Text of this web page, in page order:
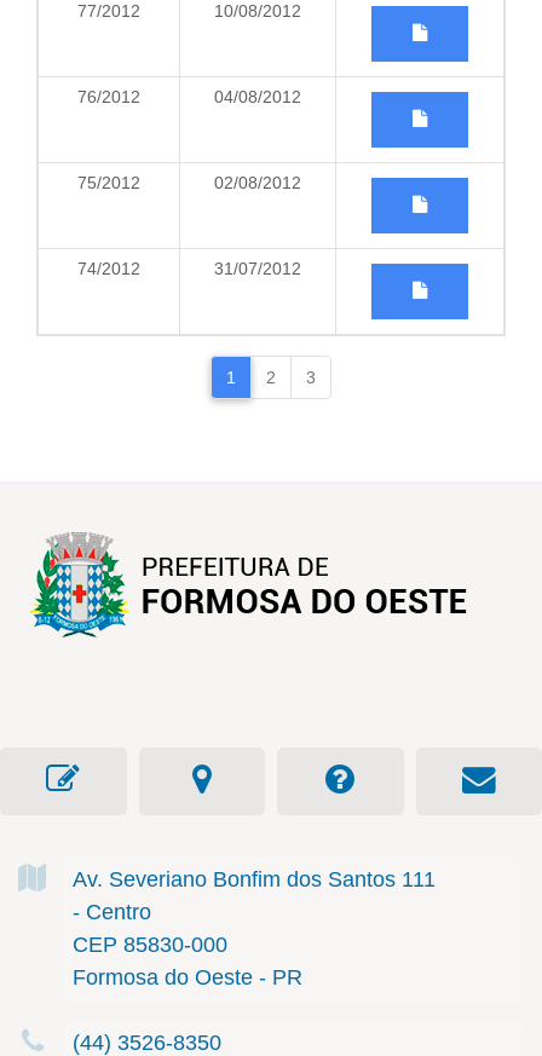
77/2012 10/08/2012
76/2012 04/08/2012
75/2012 02/08/2012
74/2012 31/07/2012
1 2 3
Av. Severiano Bonfim dos Santos 111
- Centro
CEP 85830-000
Formosa do Oeste - PR
(44) 3526-8350